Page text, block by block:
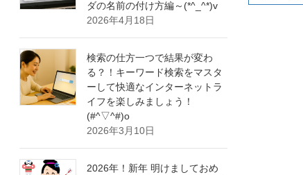
ダの名前の付け方編～(*^_^*)v
2026年4月18日
検索の仕方一つで結果が変わ
る？！キーワード検索をマスタ
ーして快適なインターネットラ
イフを楽しみましょう！
(#^▽^#)o
2026年3月10日
2026年！新年 明けましておめ